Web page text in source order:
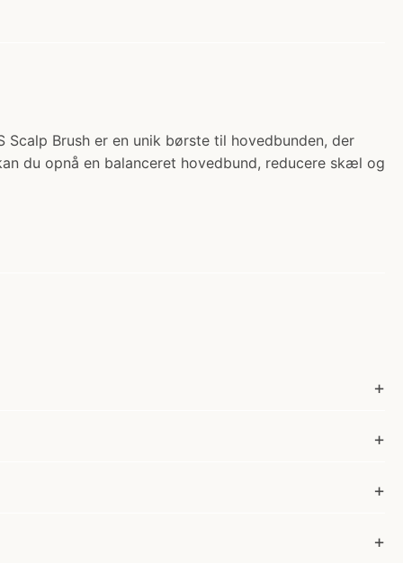
Scalp Brush er en unik børste til hovedbunden, der
du opnå en balanceret hovedbund, reducere skæl og